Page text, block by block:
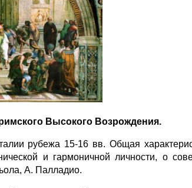
Высокого Возрождения.
рубежа 15-16 вв. Общая
и гармоничной личности, о
А. Палладио.